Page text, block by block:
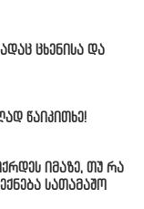
ცხენისა და
წაიკითხე!
იმაზე, თუ რა
სათამაშო